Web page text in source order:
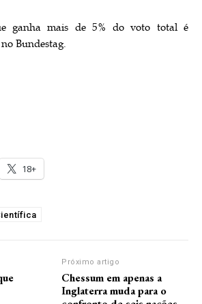
ganha mais de 5% do voto total é
Bundestag.
18+
Próximo artigo
Chessum em apenas a
Inglaterra muda para o